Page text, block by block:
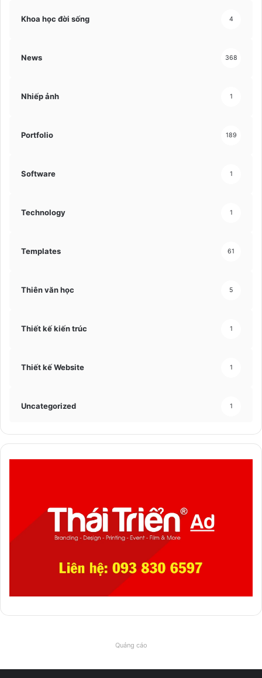
Khoa học đời sống 4
News 368
Nhiếp ảnh 1
Portfolio 189
Software 1
Technology 1
Templates 61
Thiên văn học 5
Thiết kế kiến trúc 1
Thiết kế Website 1
Uncategorized 1
Quảng cáo